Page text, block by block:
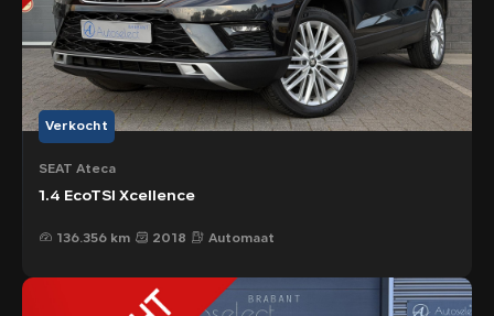
Verkocht
Verkocht
SEAT Ateca
1.4 EcoTSI Xcellence
136.356 km 2018 Automaat